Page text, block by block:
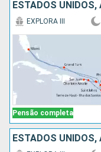
Pensão completa
EXPLORA III